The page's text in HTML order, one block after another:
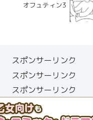
オフュティン3
スポンサーリンク
スポンサーリンク
スポンサーリンク